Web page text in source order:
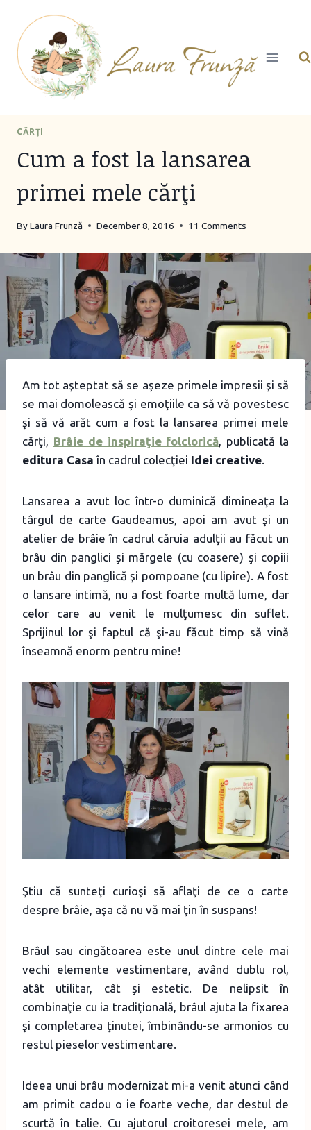
content
CĂRŢI
Cum a fost la lansarea
primei mele cărţi
ByLaura Frunză December 8, 2016 11 Comments
Am tot aşteptat să se aşeze primele impresii şi să
se mai domolească şi emoţiile ca să vă povestesc
şi să vă arăt cum a fost la lansarea primei mele
cărţi, Brâie de inspiraţie folclorică, publicată la
editura Casa în cadrul colecţiei Idei creative.
Lansarea a avut loc într-o duminică dimineaţa la
târgul de carte Gaudeamus, apoi am avut şi un
atelier de brâie în cadrul căruia adulţii au făcut un
brâu din panglici şi mărgele (cu coasere) şi copiii
un brâu din panglică şi pompoane (cu lipire). A fost
o lansare intimă, nu a fost foarte multă lume, dar
celor care au venit le mulţumesc din suflet.
Sprijinul lor şi faptul că şi-au făcut timp să vină
înseamnă enorm pentru mine!
Ştiu că sunteţi curioşi să aflaţi de ce o carte
despre brâie, aşa că nu vă mai ţin în suspans!
Brâul sau cingătoarea este unul dintre cele mai
vechi elemente vestimentare, având dublu rol,
atât utilitar, cât şi estetic. De nelipsit în
combinaţie cu ia tradiţională, brâul ajuta la fixarea
şi completarea ţinutei, îmbinându-se armonios cu
restul pieselor vestimentare.
Ideea unui brâu modernizat mi-a venit atunci când
am primit cadou o ie foarte veche, dar destul de
scurtă în talie. Cu ajutorul croitoresei mele, am